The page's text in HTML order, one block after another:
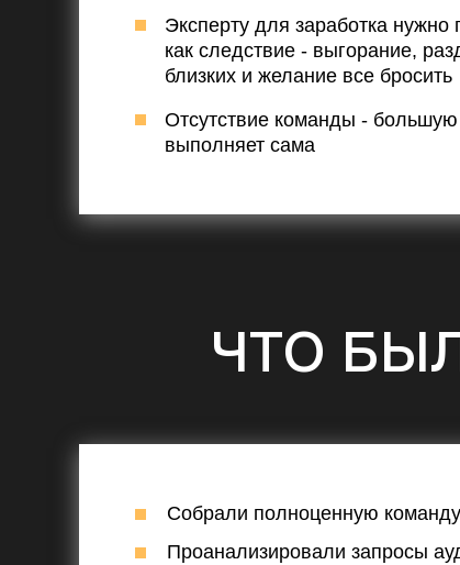
Собрали полноценную
Эксперту для заработка нужно
как следствие - выгорание,
близких и желание все бросить
Отсутствие команды - большую
выполняет сама
ЧТО
Проанализировали запросы